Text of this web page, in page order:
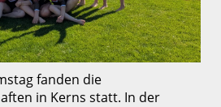
fanden die
in Kerns statt. In der